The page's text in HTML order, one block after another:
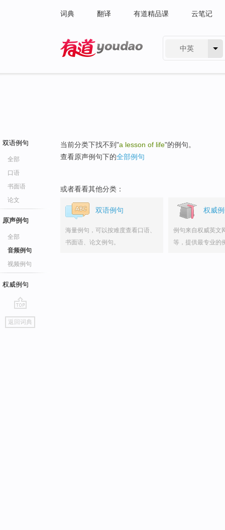
词典 翻译 有道精品课 云笔记
中英
双语例句
全部
口语
书面语
论文
原声例句
全部
音频例句
视频例句
权威例句
go
top
返回词典
当前分类下找不到"a lesson of life"的例句。
查看原声例句下的全部例句
或者看看其他分类：
双语例句
海量例句，可以按难度查看口语、
书面语、论文例句。
权威
例句来自权威英文
等，提供最专业的